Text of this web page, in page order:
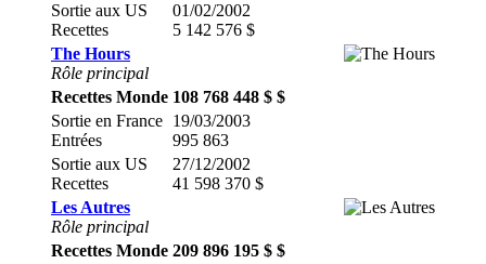
Sortie aux US
Recettes
01/02/2002
5 142 576 $
The Hours
Rôle principal
Recettes Monde 108 768 448 $ $
Sortie en France
Entrées
19/03/2003
995 863
Sortie aux US
Recettes
27/12/2002
41 598 370 $
Les Autres
Rôle principal
Recettes Monde 209 896 195 $ $